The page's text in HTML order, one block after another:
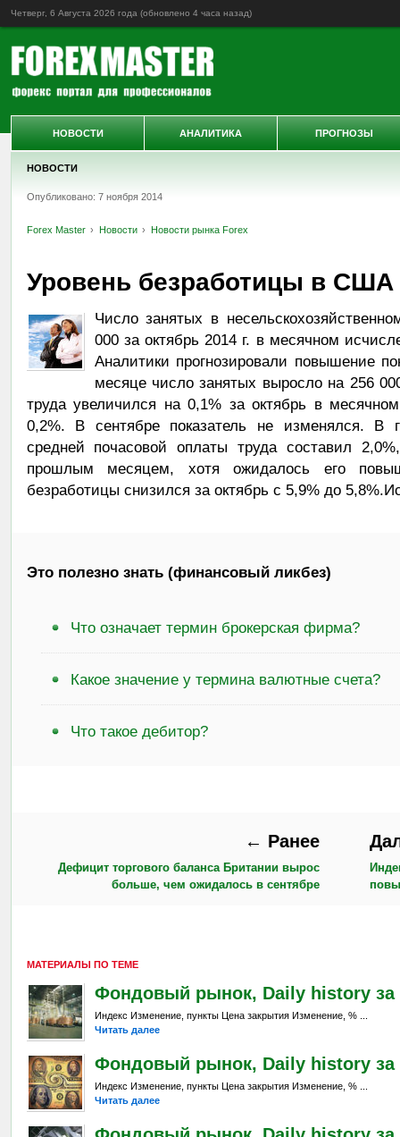
Четверг, 6 Августа 2026 года (обновлено 4 часа назад)
НОВОСТИ
Опубликовано: 7 ноября 2014
Forex Master Новости Новости рынка Forex
Уровень безработицы в США
Число занятых в
000 за октябрь 2014 г. в месячном
Аналитики прогнозировали повышение
месяце число занятых выросло на 256
труда увеличился на 0,1% за октябрь в
0,2%. В сентябре показатель не изменялся. В
средней почасовой оплаты труда составил
прошлым месяцем, хотя ожидалось его
безработицы снизился за октябрь с 5,9% до
Это полезно знать (финансовый ликбез)
Что означает термин брокерская фирма?
Какое значение у термина валютные счета?
Что такое дебитор?
← Ранее
Дефицит торгового баланса Британии вырос
больше, чем ожидалось в сентябре
МАТЕРИАЛЫ ПО ТЕМЕ
Фондовый рынок, Daily history за
Индекс Изменение, пункты Цена закрытия Изменение, % ...
Читать далее
Фондовый рынок, Daily history за
Индекс Изменение, пункты Цена закрытия Изменение, % ...
Читать далее
НОВОСТИ АНАЛИТИКА ПРОГНОЗЫ